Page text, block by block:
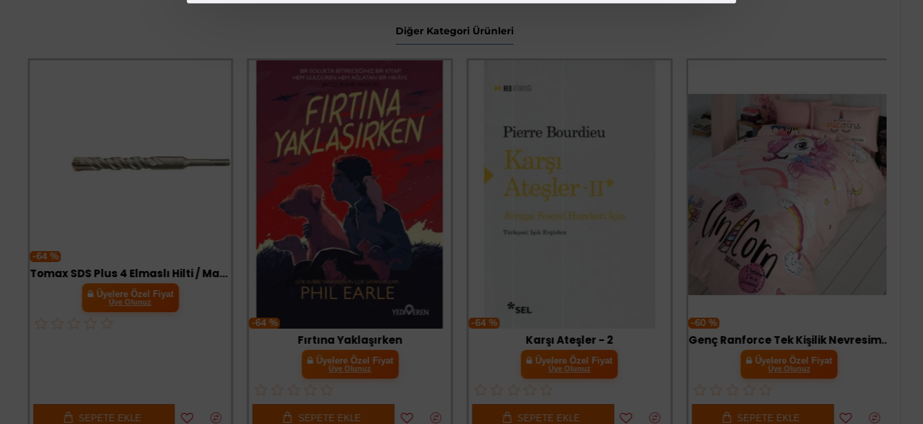
Diğer Kategori Ürünleri
-64 %
Tomax SDS Plus 4 Elmaslı Hilti / Matkap Ucu 11x210
Üyelere Özel Fiyat
Üye Olunuz
SEPETE EKLE
-64 %
Fırtına Yaklaşırken
Üyelere Özel Fiyat
Üye Olunuz
SEPETE EKLE
-64 %
Karşı Ateşler - 2
Üyelere Özel Fiyat
Üye Olunuz
SEPETE EKLE
-60 %
Genç Ranforce Tek Kişilik Nevresim Takımı Pink Dreams Pudra
Üyelere Özel Fiyat
Üye Olunuz
SEPETE EKLE